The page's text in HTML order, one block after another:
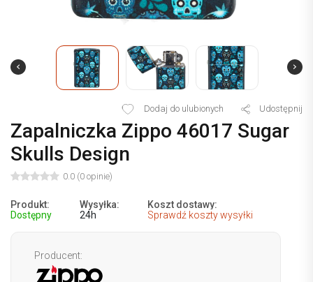
Dodaj do ulubionych Udostępnij
Zapalniczka Zippo 46017 Sugar
Skulls Design
0.0 (0 opinie)
Produkt:
Dostępny
Wysyłka:
24h
Koszt dostawy:
Sprawdź koszty wysyłki
Producent: